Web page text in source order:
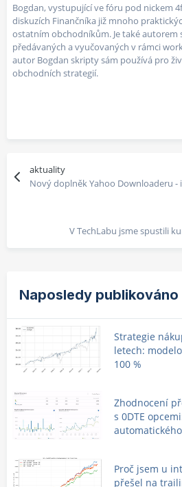
Bogdan, vystupující ve fóru pod nickem
diskuzích Finančníka již mnoho
ostatním obchodníkům. Je také
předávaných a vyučovaných v rámci
autor Bogdan skripty sám používá pro
obchodních strategií.
aktuality
Naposledy publikováno
Strategie
letech:
100 %
Zhodnocení
s 0DTE
Proč jsem u
přešel na